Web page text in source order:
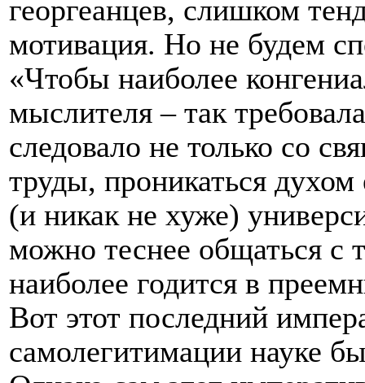
георгеанцев, слишком
мотивация. Но не будем
«Чтобы наиболее
мыслителя – так
следовало не только со
труды, проникаться
(и никак не хуже)
можно теснее общаться с
наиболее годится в
Вот этот последний
самолегитимации науке